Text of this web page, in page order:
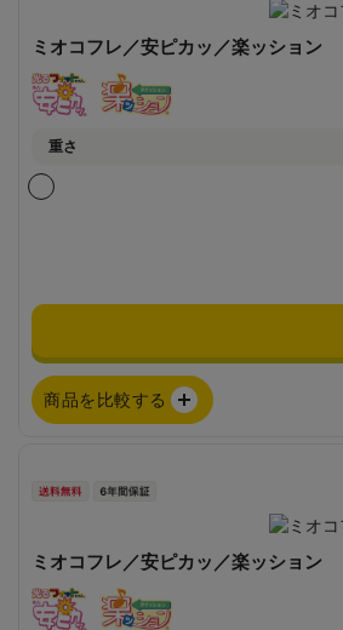
ミオコフレ／安ピカッ／楽ッション
重さ
商品を比較する
ミオコフレ／安ピカッ／楽ッション